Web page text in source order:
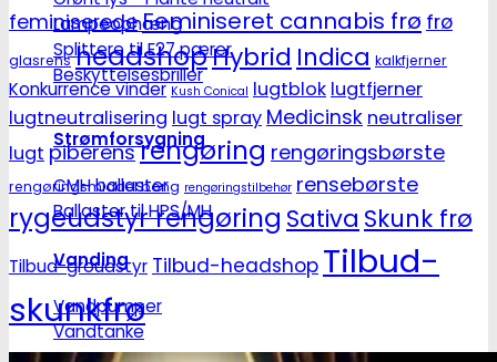
Lampeophæng
Splittere til E27 pærer
Beskyttelsesbriller
Strømforsygning
CMH ballaster
Ballaster til HPS/MH
Vanding
Vandpumper
Vandtanke
feminiseredeFeminiseret cannabis frø frø
glasrens headshopHybrid Indica kalkfjerner
Konkurrence vinder Kush Conical lugtblok lugtfjerner
lugtneutralisering lugt spray Medicinsk neutraliser
lugt piberensrengøring rengøringsbørste
rengøringsmiddel bong rengøringstilbehør rensebørste
rygeudstyr rengøring Sativa Skunk frø
Tilbud-groudstyr Tilbud-headshop Tilbud-
skunkfrø